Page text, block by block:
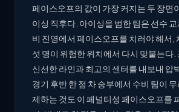
페이스오프의 값이 가장 커지는 두 장면
이싱 직후다. 아이싱을 범한 팀은 선수
비 진영에서 페이스오프를 치러야 해서,
섯 명이 위험한 위치에서 다시 맞붙는다.
신선한 라인과 최고의 센터를 내보내 압
경기 후반 한 점 차 승부에서 수비 팀이
제하는 것도 이 페널티성 페이스오프를